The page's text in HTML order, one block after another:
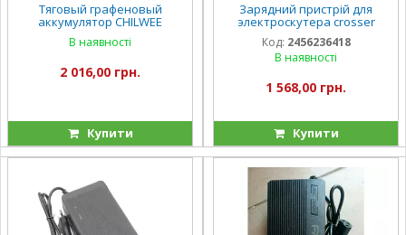
Тяговый графеновый
аккумулятор CHILWEE
CW1225EB 12V25Ah
В наявності
2 016,00 грн.
Купити
Зарядний пристрій для
электроскутера crosser
кроссер 60V 15А 12A/
Код: 2456236418
В наявності
1 568,00 грн.
Купити